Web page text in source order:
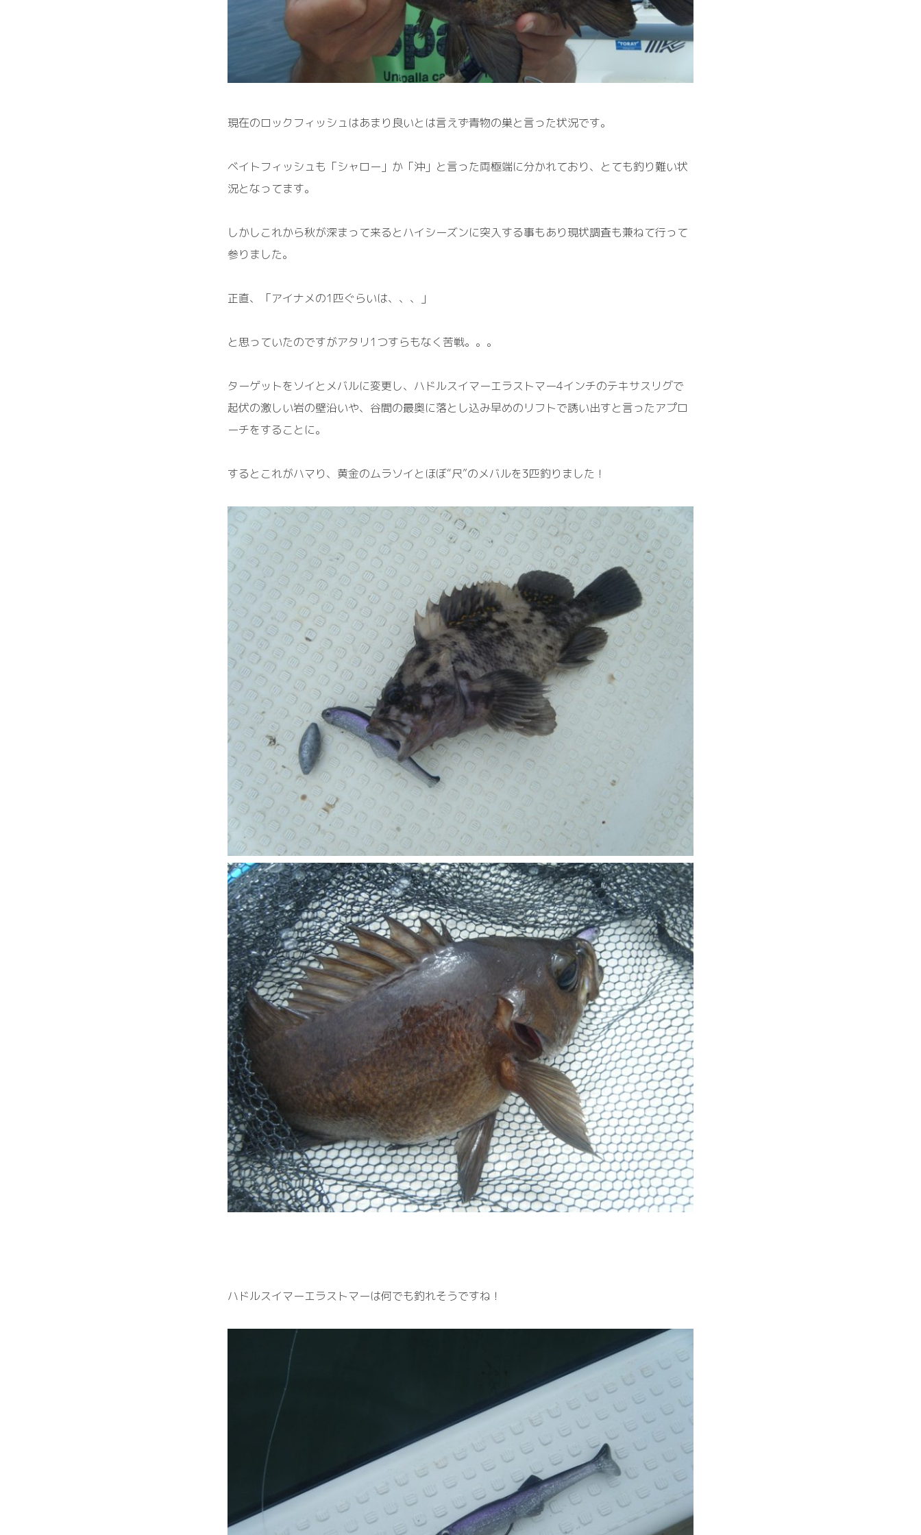
現在のロックフィッシュはあまり良いとは言えず青物の巣と言った状況です。
ベイトフィッシュも「シャロー」か「沖」と言った両極端に分かれており、とても釣り難い状
況となってます。
しかしこれから秋が深まって来るとハイシーズンに突入する事もあり現状調査も兼ねて行って
参りました。
正直、「アイナメの1匹ぐらいは、、、」
と思っていたのですがアタリ1つすらもなく苦戦。。。
ターゲットをソイとメバルに変更し、ハドルスイマーエラストマー4インチのテキサスリグで
起伏の激しい岩の壁沿いや、谷間の最奥に落とし込み早めのリフトで誘い出すと言ったアプロ
ーチをすることに。
するとこれがハマり、黄金のムラソイとほぼ“尺”のメバルを3匹釣りました！
ハドルスイマーエラストマーは何でも釣れそうですね！